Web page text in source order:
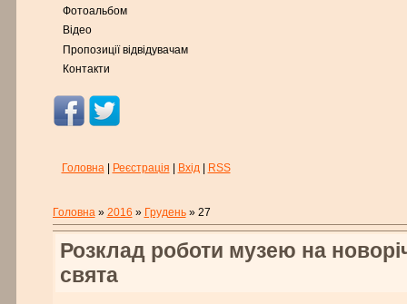
Фотоальбом
Відео
Пропозиції відвідувачам
Контакти
Головна| Реєстрація Вхід| RSS
Головна» 2016 » Грудень » 27
Розклад роботи музею на
свята